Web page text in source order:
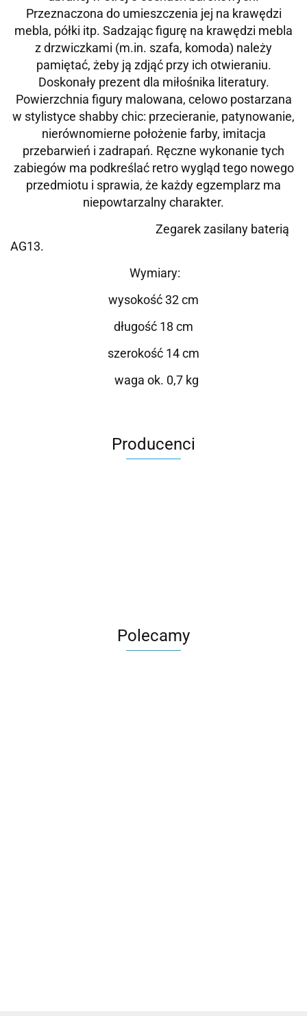
Przeznaczona do umieszczenia jej na krawędzi
mebla, półki itp. Sadzając figurę na krawędzi mebla
z drzwiczkami (m.in. szafa, komoda) należy
pamiętać, żeby ją zdjąć przy ich otwieraniu.
Doskonały prezent dla miłośnika literatury.
Powierzchnia figury malowana, celowo postarzana
w stylistyce shabby chic: przecieranie, patynowanie,
nierównomierne położenie farby, imitacja
przebarwień i zadrapań. Ręczne wykonanie tych
zabiegów ma podkreślać retro wygląd tego nowego
przedmiotu i sprawia, że każdy egzemplarz ma
niepowtarzalny charakter.
Zegarek zasilany baterią
AG13.
Wymiary:
wysokość 32 cm
długość 18 cm
szerokość 14 cm
waga ok. 0,7 kg
Producenci
Polecamy